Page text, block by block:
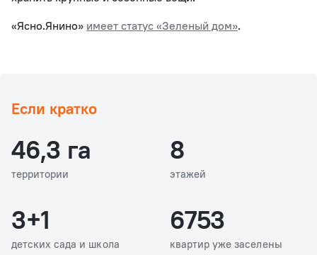
«Ясно.Янино» имеет статус «Зеленый дом».
Если кратко
46,3 га
территории
8
этажей
3+1
детских сада и школа
6753
квартир уже заселены